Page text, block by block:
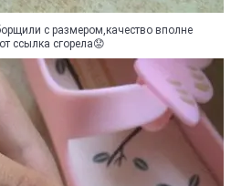
с размером,качество вполне
ссылка сгорела😟